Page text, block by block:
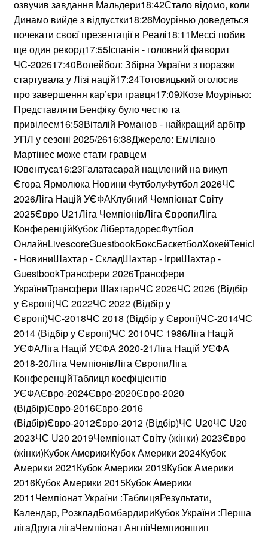
озвучив завдання Мальдери18:42Стало відомо, коли
Динамо вийде з відпустки18:26Моурінью доведеться
почекати своєї презентації в Реалі18:11Мессі побив
ще один рекорд17:55Іспанія - головний фаворит
ЧС-202617:40Волейбол: Збірна України з поразки
стартувала у Лізі націй17:24Тотовицький оголосив
про завершення кар’єри гравця17:09Жозе Моурінью:
Представляти Бенфіку було честю та
привілеєм16:53Віталій Романов - найкращий арбітр
УПЛ у сезоні 2025/2616:38Джерело: Еміліано
Мартінес може стати гравцем
Ювентуса16:23Галатасарай націлений на викуп
Єгора Ярмолюка Новини ФутболуФутбол 2026ЧС
2026Ліга Націй УЄФАКлубний Чемпіонат Світу
2025Євро U21Ліга ЧемпіонівЛіга ЄвропиЛіга
КонференційКубок ЛібертадоресФутбол
- НовиниШахтар - СкладШахтар - ІгриШахтар -
GuestbookТрансфери 2026Трансфери
УкраїниТрансфери ШахтаряЧС 2026ЧС 2026 (Відбір
у Європі)ЧС 2022ЧС 2022 (Відбір у
Європі)ЧС-2018ЧС 2018 (Відбір у Європі)ЧС-2014ЧС
2014 (Відбір у Європі)ЧС 2010ЧС 1986Ліга Націй
УЄФАЛіга Націй УЄФА 2020-21Ліга Націй УЄФА
2018-20Ліга ЧемпіонівЛіга ЄвропиЛіга
КонференційТаблиця коефіцієнтів
УЄФАЄвро-2024Євро-2020Євро-2020
(Відбір)Євро-2016Євро-2016
(Відбір)Євро-2012Євро-2012 (Відбір)ЧС U20ЧС U20
2023ЧС U20 2019Чемпіонат Світу (жінки) 2023Євро
(жінки)Кубок АмерикиКубок Америки 2024Кубок
Америки 2021Кубок Америки 2019Кубок Америки
2016Кубок Америки 2015Кубок Америки
2011Чемпіонат України :ТаблицяРезультати,
Календар, PoзкладБомбардириКубок України :Перша
лігаДруга лігаЧемпіонат АнгліїЧемпионшип